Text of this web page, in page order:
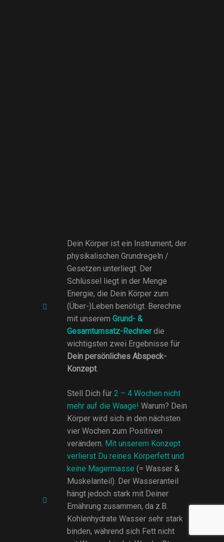
Dein Körper ist ein Instrument, der
physikalischen Grundregeln /
Gesetzen unterliegt. Der
Schlüssel liegt in der Menge
Energie, die Dein Körper zum
(Über-)Leben benötigt. Berechne
mit unserem Grund- &
Gesamtumsatz-Rechnerdie
wichtigsten zwei Ergebnisse für
Dein persönliches Abspeck-
Konzept.
Stell Dich für 2 – 4 Wochen nicht
mehr auf die Waage! Warum? Dein
Körper wird sich in den nächsten
vier Wochen zum Positiven
verändern. Mit unserem Konzept
verlierst Du reines Körperfett und
keine Magermasse (= Wasser &
Muskelanteil). Der Wasseranteil
hängt jedoch stark mit Deiner
Ernährung zusammen, da z.B.
Kohlenhydrate Wasser sehr stark
binden, während sich Fett nicht